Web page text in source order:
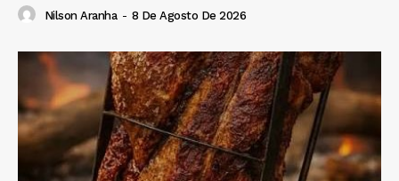
Nilson Aranha - 8 De Agosto De 2026